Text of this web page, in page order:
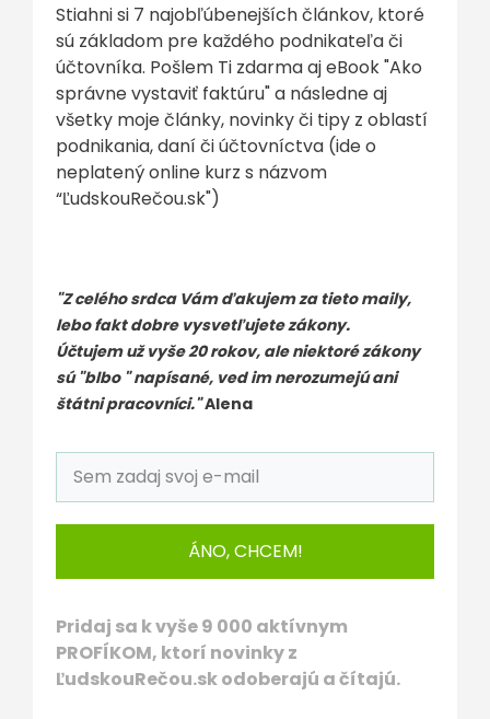
Stiahni si 7 najobľúbenejších článkov, ktoré
sú základom pre každého podnikateľa či
účtovníka. Pošlem Ti zdarma aj eBook "Ako
správne vystaviť faktúru" a následne aj
všetky moje články, novinky či tipy z oblastí
podnikania, daní či účtovníctva (ide o
neplatený online kurz s názvom
“ĽudskouRečou.sk")
"Z celého srdca Vám ďakujem za tieto maily,
lebo fakt dobre vysvetľujete zákony.
Účtujem už vyše 20 rokov, ale niektoré zákony
sú "blbo " napísané, ved im nerozumejú ani
štátni pracovníci."Alena
ÁNO, CHCEM!
Pridaj sa k vyše 9 000 aktívnym
PROFÍKOM, ktorí novinky z
ĽudskouRečou.sk odoberajú a čítajú.